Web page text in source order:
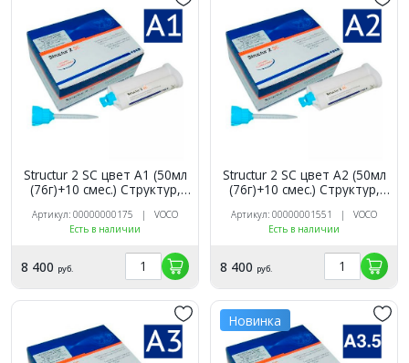
Structur 2 SC цвет A1 (50мл
(76г)+10 смес.) Структур,
Артикул: 00000000175 | VOCO
Есть в наличии
8 400 руб.
Structur 2 SC цвет A2 (50мл
(76г)+10 смес.) Структур,
Артикул: 00000001551 | VOCO
Есть в наличии
8 400 руб.
Новинка